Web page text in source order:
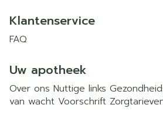
Klantenservice
FAQ
Uw apotheek
Over ons Nuttige links
van wacht Voorschrift